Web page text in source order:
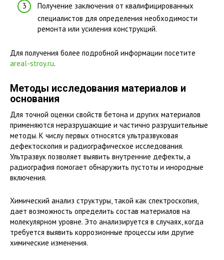
Получение заключения от квалифицированных
специалистов для определения необходимости
ремонта или усиления конструкций.
Для получения более подробной информации посетите
areal-stroy.ru.
Методы исследования материалов и
основания
Для точной оценки свойств бетона и других материалов
применяются неразрушающие и частично разрушительные
методы. К числу первых относятся ультразвуковая
дефектоскопия и радиографическое исследования.
Ультразвук позволяет выявить внутренние дефекты, а
радиография помогает обнаружить пустоты и инородные
включения.
Химический анализ структуры, такой как спектроскопия,
дает возможность определить состав материалов на
молекулярном уровне. Это анализируется в случаях, когда
требуется выявить коррозионные процессы или другие
химические изменения.